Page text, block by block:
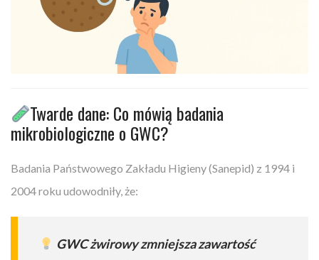
Twarde dane: Co mówią badania
mikrobiologiczne o GWC?
Badania Państwowego Zakładu Higieny (Sanepid) z 1994 i
2004 roku udowodniły, że:
GWC żwirowy zmniejsza zawartość